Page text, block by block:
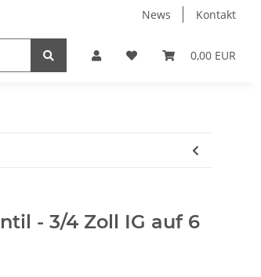
News Kontakt
0,00 EUR
Verbindungsteile & Fittinge
- 3/4 Zoll IG auf 6